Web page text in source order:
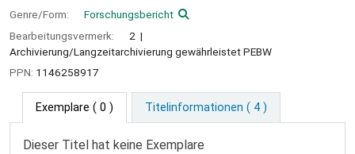
Genre/Form:
Forschungsbericht
Bearbeitungsvermerk:
2
Archivierung/Langzeitarchivierung gewährleistet PEBW
PPN: 1146258917
Exemplare ( 0 ) Titelinformationen ( 4 )
Dieser Titel hat keine Exemplare